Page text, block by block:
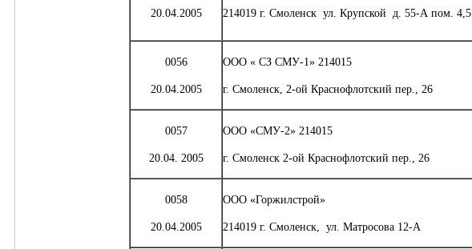
20.04.2005 214019 г. Смоленск ул. Крупской д. 55-А пом. 4,5
0056
20.04.2005
ООО « СЗ СМУ-1» 214015
г. Смоленск, 2-ой Краснофлотский пер., 26
0057
20.04. 2005
ООО «СМУ-2» 214015
г. Смоленск 2-ой Краснофлотский пер., 26
0058
20.04.2005
ООО «Горжилстрой»
214019 г. Смоленск, ул. Матросова 12-А